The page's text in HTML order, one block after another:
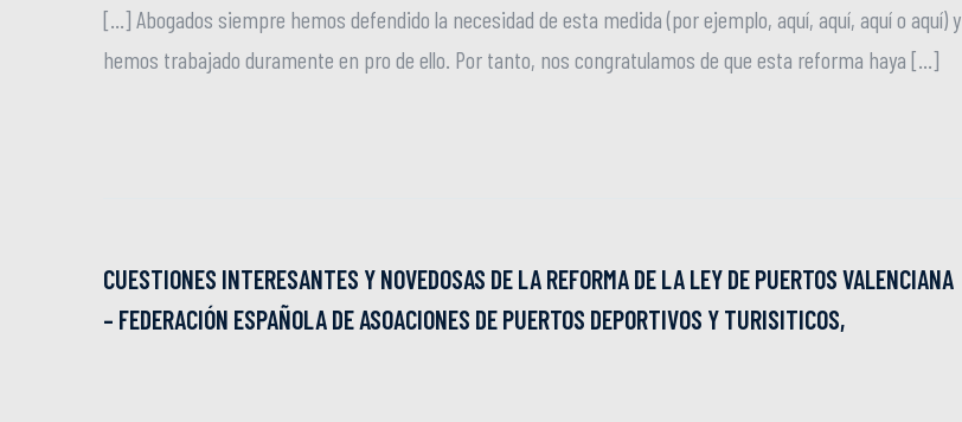
[…] Abogados siempre hemos defendido la necesidad de esta medida (por ejemplo, aquí, aquí, aquí o aquí) y
hemos trabajado duramente en pro de ello. Por tanto, nos congratulamos de que esta reforma haya […]
CUESTIONES INTERESANTES Y NOVEDOSAS DE LA REFORMA DE LA LEY DE PUERTOS VALENCIANA
– FEDERACIÓN ESPAÑOLA DE ASOACIONES DE PUERTOS DEPORTIVOS Y TURISITICOS,